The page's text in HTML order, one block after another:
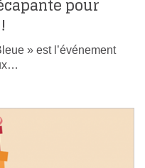
pour
» est l’événement